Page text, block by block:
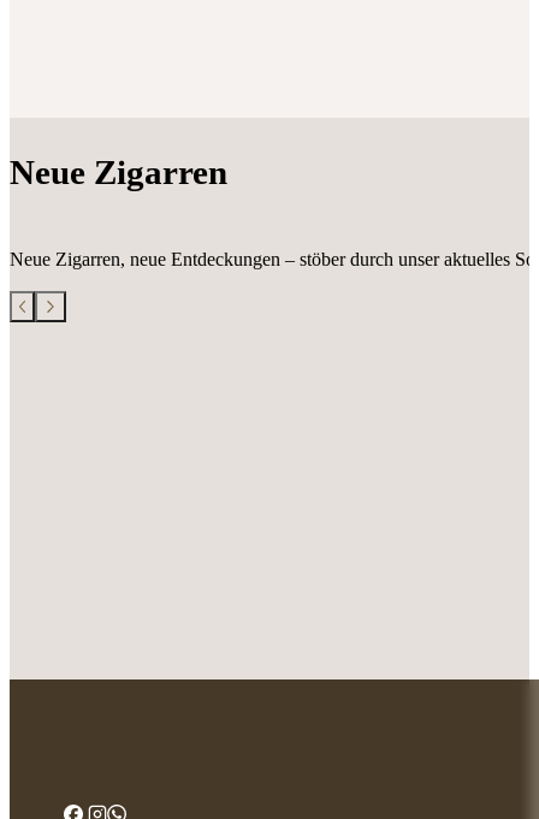
Neue Zigarren
Neue Zigarren, neue Entdeckungen – stöber durch unser aktuelles